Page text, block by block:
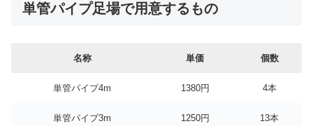
単管パイプ足場で用意するもの
名称 単価 個数
単管パイプ4m 1380円 4本
単管パイプ3m 1250円 13本